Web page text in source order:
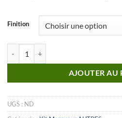
Finition
AJOUTER AU
UGS : ND